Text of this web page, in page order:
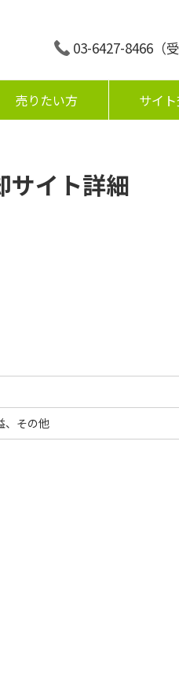
03-6427-8466 （
売りたい方 サイ
サイト詳細
、その他